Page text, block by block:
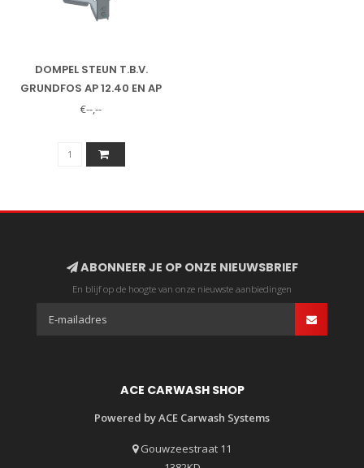
DOMPEL STEUN T.B.V.
GRUNDFOS AP 12.40 EN AP
12.50
€--,--
ABONNEER JE OP ONZE NIEUWSBRIEF
En blijf op de hoogte van onze nieuwste aanbiedingen
ACE CARWASH SHOP
Powered by ACE Carwash Systems
Gouwzeestraat 11